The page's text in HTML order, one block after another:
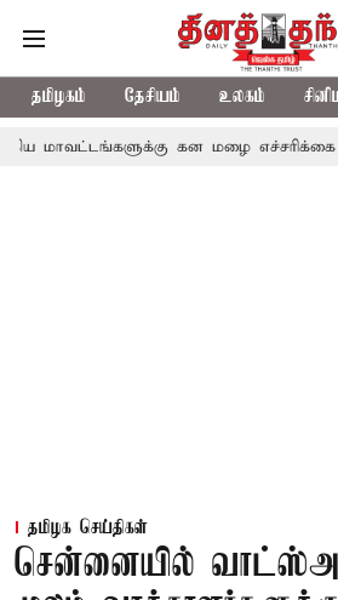
தமிழகம் தேசியம் உலகம்
கன மழை எச்சரிக்கை
தமிழக செய்திகள்
சென்னையில்